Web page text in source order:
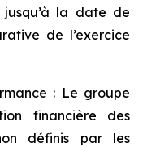
la date de
de l’exercice
: Le groupe
financière des
définis par les